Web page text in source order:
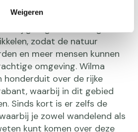
Weigeren
zodat de natuur
en meer mensen kunnen
omgeving. Wilma
over de rijke
waarbij in dit gebied
Sinds kort is er zelfs de
je zowel wandelend als
kunt komen over deze